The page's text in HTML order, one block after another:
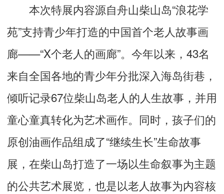
本次特展内容源自舟山柴山岛“浪花学
苑”支持青少年打造的中国首个老人故事画
廊——“X个老人的画廊”。今年以来，43名
来自全国各地的青少年分批深入海岛街巷，
倾听记录67位柴山岛老人的人生故事，并用
童心童真转化为艺术画作。同时，孩子们的
原创油画作品组成了“继续生长”生命故事
展，在柴山岛打造了一场以生命叙事为主题
的公共艺术展览，也是以老人故事为内容核